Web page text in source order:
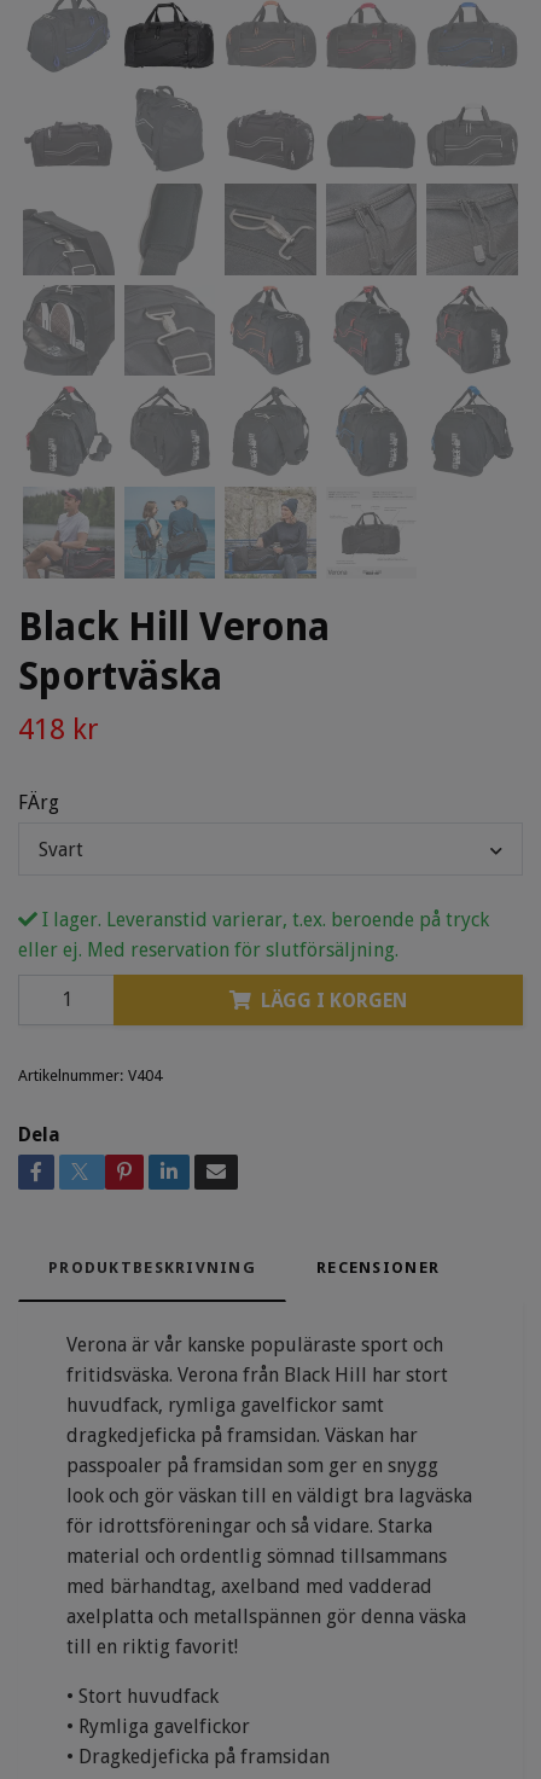
Black Hill Verona
Sportväska
418 kr
FÄrg
Svart
I lager. Leveranstid varierar, t.ex. beroende på tryck
eller ej. Med reservation för slutförsäljning.
LÄGG I KORGEN
Artikelnummer: V404
Dela
PRODUKTBESKRIVNING RECENSIONER
Verona är vår kanske populäraste sport och
fritidsväska. Verona från Black Hill har stort
huvudfack, rymliga gavelfickor samt
dragkedjeficka på framsidan. Väskan har
passpoaler på framsidan som ger en snygg
look och gör väskan till en väldigt bra lagväska
för idrottsföreningar och så vidare. Starka
material och ordentlig sömnad tillsammans
med bärhandtag, axelband med vadderad
axelplatta och metallspännen gör denna väska
till en riktig favorit!
• Stort huvudfack
• Rymliga gavelfickor
• Dragkedjeficka på framsidan